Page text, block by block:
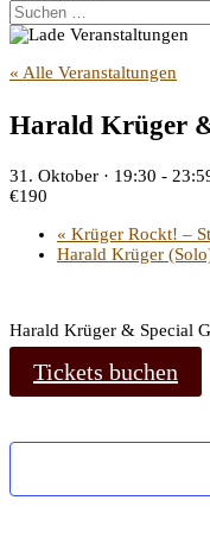
« Alle Veranstaltungen
Harald Krüger
31. Oktober · 19:30 -
€190
« Krüger Rockt! –
Harald Krüger
Harald Krüger & Special
Tickets buchen